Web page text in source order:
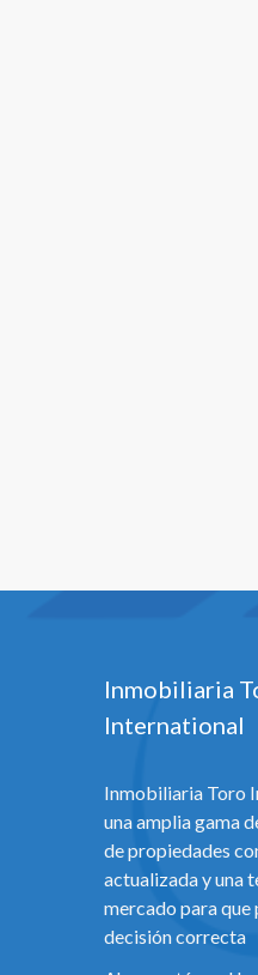
Inmobiliaria
International
Inmobiliaria Toro
una amplia gama
de propiedades
actualizada y una
mercado para que
decisión correcta